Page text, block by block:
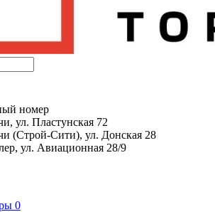
номер
ул. Пластунская 72
(Строй-Сити), ул. Донская 28
ул. Авиационная 28/9
0